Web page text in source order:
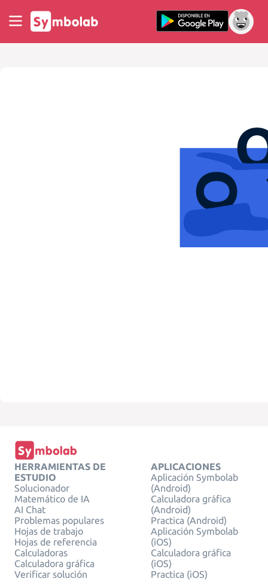
HERRAMIENTAS DE
ESTUDIO
Solucionador
Matemático de IA
AI Chat
Problemas populares
Hojas de trabajo
Hojas de referencia
Calculadoras
Calculadora gráfica
Verificar solución
APLICACIONES
Aplicación Symbolab
(Android)
Calculadora gráfica
(Android)
Practica (Android)
Aplicación Symbolab
(iOS)
Calculadora gráfica
(iOS)
Practica (iOS)